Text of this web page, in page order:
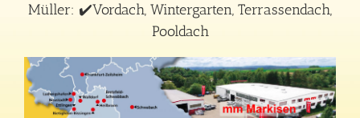
Müller: ✔️Vordach, Wintergarten, Terrassendach,
Pooldach